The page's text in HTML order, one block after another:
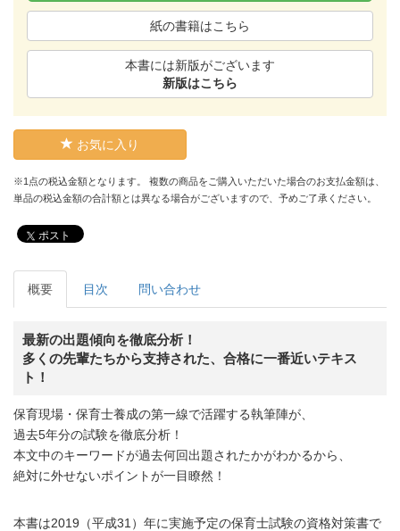
紙の書籍はこちら
本書には新版がございます
新版はこちら
お気に入り
※1点の税込金額となります。 複数の商品をご購入いただいた場合のお支払金額は、
単品の税込金額の合計額とは異なる場合がございますので、予めご了承ください。
ポスト
概要 目次 問い合わせ
最新の出題傾向を徹底分析！
多くの先輩たちから支持された、合格に一番近いテキス
ト！
保育現場・保育士養成の第一線で活躍する執筆陣が、
過去5年分の試験を徹底分析！
本文中のキーワードが過去何回出題されたかがわかるから、
絶対に外せないポイントが一目瞭然！
本書は2019（平成31）年に実施予定の保育士試験の資格対策書で